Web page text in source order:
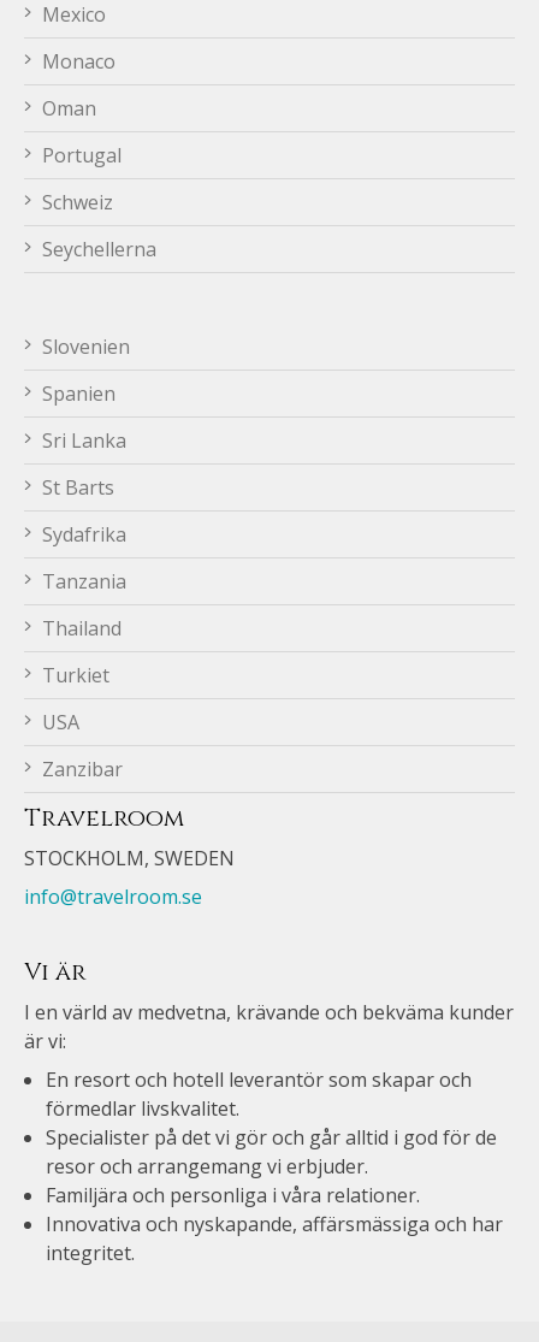
Mexico
Monaco
Oman
Portugal
Schweiz
Seychellerna
Slovenien
Spanien
Sri Lanka
St Barts
Sydafrika
Tanzania
Thailand
Turkiet
USA
Zanzibar
Travelroom
STOCKHOLM, SWEDEN
info@travelroom.se
Vi är
I en värld av medvetna, krävande och bekväma kunder
är vi:
En resort och hotell leverantör som skapar och
förmedlar livskvalitet.
Specialister på det vi gör och går alltid i god för de
resor och arrangemang vi erbjuder.
Familjära och personliga i våra relationer.
Innovativa och nyskapande, affärsmässiga och har
integritet.